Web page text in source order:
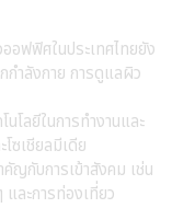
ออฟฟิศในประเทศไทยยัง
กำลังกาย การดูแลผิว
โลยีในการทำงานและ
ซเชียลมีเดีย
ญกับการเข้าสังคม เช่น
ละการท่องเที่ยว